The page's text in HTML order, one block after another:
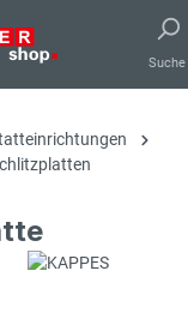
Suche